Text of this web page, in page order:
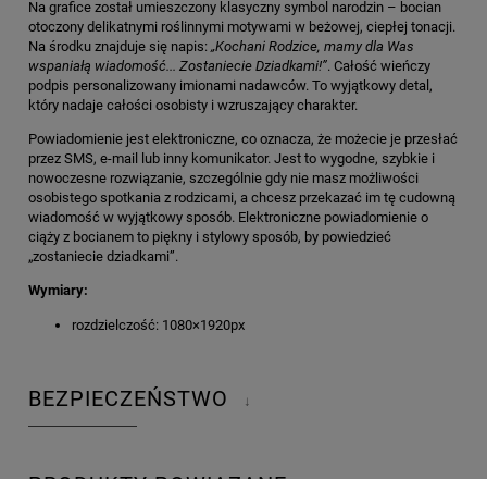
Na grafice został umieszczony klasyczny symbol narodzin – bocian
otoczony delikatnymi roślinnymi motywami w beżowej, ciepłej tonacji.
Na środku znajduje się napis: „Kochani Rodzice, mamy dla Was
wspaniałą wiadomość... Zostaniecie Dziadkami!”. Całość wieńczy
podpis personalizowany imionami nadawców. To wyjątkowy detal,
który nadaje całości osobisty i wzruszający charakter.
Powiadomienie jest elektroniczne, co oznacza, że możecie je przesłać
przez SMS, e-mail lub inny komunikator. Jest to wygodne, szybkie i
nowoczesne rozwiązanie, szczególnie gdy nie masz możliwości
osobistego spotkania z rodzicami, a chcesz przekazać im tę cudowną
wiadomość w wyjątkowy sposób. Elektroniczne powiadomienie o
ciąży z bocianem to piękny i stylowy sposób, by powiedzieć
„zostaniecie dziadkami”.
Wymiary:
rozdzielczość: 1080×1920px
BEZPIECZEŃSTWO ↓